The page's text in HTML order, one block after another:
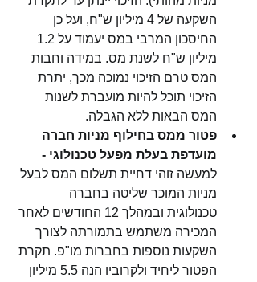
השקעה של 4 מיליון ש"ח, ועל כן
מיליון ש"ח לשנת מס. במידה וחבות
המס טרם הזיכוי נמוכה מכך, יתרת
הזיכוי תוכל להיות מועברת לשנות
המס הבאות ללא הגבלה.
פטור ממס בחילוף מניות חברה
מועדפת בעלת מפעל טכנולוגי -
למעשה זוהי דחיית תשלום המס לבעל
מניות המוכר שליטה בחברה
טכנולוגית ובמהלך 12 החודשים לאחר
המכירה משתמש בתמורתה לצורך
השקעות נוספות בחברות מו"פ. תקרת
הפטור ליחיד ולקרוביו הנה 5.5 מיליון